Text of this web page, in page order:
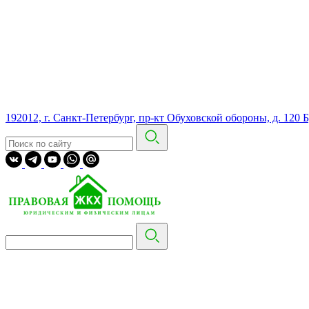
192012, г. Санкт-Петербург, пр-кт Обуховской обороны, д. 120